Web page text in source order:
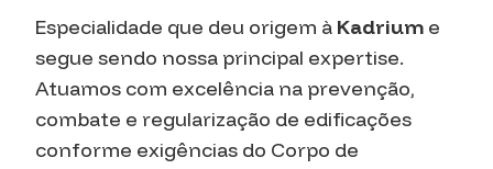
Especialidade que deu origem à Kadrium e
segue sendo nossa principal expertise.
Atuamos com excelência na prevenção,
combate e regularização de edificações
conforme exigências do Corpo de